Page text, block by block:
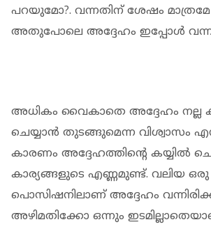
പറയുമോ?. വന്നതിന് ശേഷം
അതുപോലെ അദ്ദേഹം ഇപ്പോള്‍
അധികം വൈകാതെ അദ്ദേഹം നല്ല
ചെയ്യാന്‍ തുടങ്ങുമെന്ന വിശ്വാസം
കാരണം അദ്ദേഹത്തിന്റെ കയ്യില്‍
കാര്യങ്ങളുടെ എണ്ണമുണ്ട്. വലിയ ഒരു
പൊസിഷനിലാണ് അദ്ദേഹം
അഴിമതിക്കോ ഒന്നും